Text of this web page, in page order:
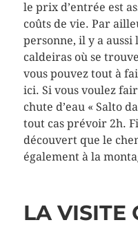
le prix d’entrée est
coûts de vie. Par
personne, il y a aussi
caldeiras où se
vous pouvez tout à
ici. Si vous voulez
chute d’eau « Salto
tout cas prévoir 2h.
découvert que le
également à la
LA VISITE